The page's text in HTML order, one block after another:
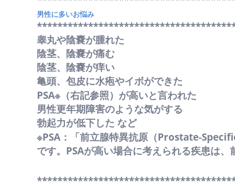
男性に多いお悩み
睾丸や陰嚢が腫れた
陰茎、陰嚢が痛む
陰茎、陰嚢が痒い
亀頭、包皮に水疱やイボができた
PSA※（右記参照）が高いと言われた
男性更年期障害のような気がする
勃起力が低下した など
※PSA：「前立腺特異抗原（Prostate-
です。PSAが高い場合に考えられる疾患は、